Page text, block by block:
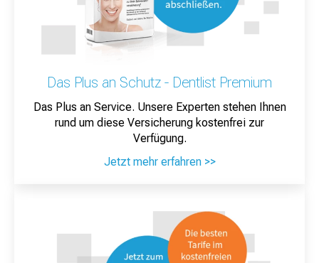
Das Plus an Schutz - Dentlist Premium
Das Plus an Service. Unsere Experten stehen Ihnen
rund um diese Versicherung kostenfrei zur
Verfügung.
Jetzt mehr erfahren >>